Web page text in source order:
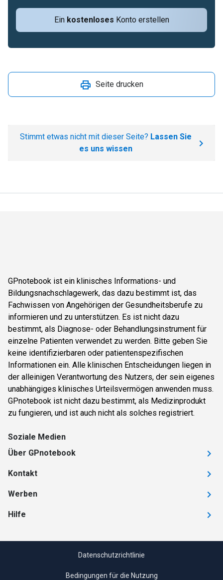
Ein kostenloses Konto erstellen
Seite drucken
Stimmt etwas nicht mit dieser Seite? Lassen Sie
es uns wissen
GPnotebook ist ein klinisches Informations- und
Bildungsnachschlagewerk, das dazu bestimmt ist, das
Fachwissen von Angehörigen der Gesundheitsberufe zu
informieren und zu unterstützen. Es ist nicht dazu
bestimmt, als Diagnose- oder Behandlungsinstrument für
einzelne Patienten verwendet zu werden. Bitte geben Sie
keine identifizierbaren oder patientenspezifischen
Informationen ein. Alle klinischen Entscheidungen liegen in
der alleinigen Verantwortung des Nutzers, der sein eigenes
unabhängiges klinisches Urteilsvermögen anwenden muss.
GPnotebook ist nicht dazu bestimmt, als Medizinprodukt
zu fungieren, und ist auch nicht als solches registriert.
Soziale Medien
Über GPnotebook
Kontakt
Werben
Hilfe
Datenschutzrichtlinie
Bedingungen für die Nutzung